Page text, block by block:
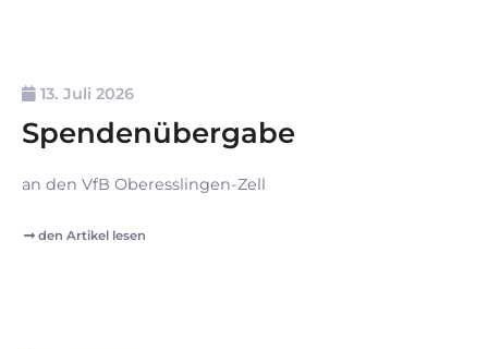
13. Juli 2026
Spendenübergabe
an den VfB Oberesslingen-Zell
den Artikel lesen